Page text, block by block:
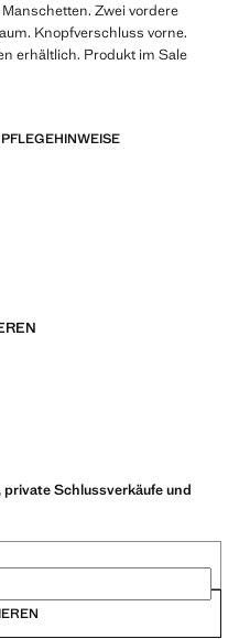
Zwei vordere
Knopfverschluss vorne.
erhältlich. Produkt im Sale
Schlussverkäufe und